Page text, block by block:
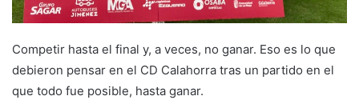
Competir hasta el final y, a veces, no ganar. Eso es lo que
debieron pensar en el CD Calahorra tras un partido en el
que todo fue posible, hasta ganar.